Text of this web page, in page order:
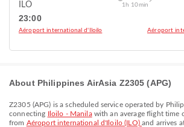
ILO
23:00
Aéroport international d'Iloilo
1h 10min
Aéroport
About Philippines AirAsia Z2305 (APG)
Z2305 (APG) is a scheduled service operated by
connecting Iloilo - Manilawith an average flight time
from Aéroport international d'Iloilo (ILO)and arrives